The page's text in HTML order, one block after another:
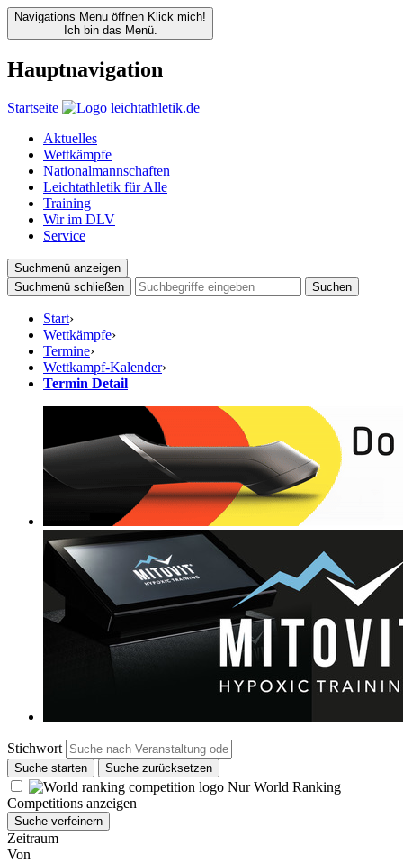
Navigations Menu öffnen Klick mich!
Ich bin das Menü.
Hauptnavigation
Startseite
Aktuelles
Wettkämpfe
Nationalmannschaften
Leichtathletik für Alle
Training
Wir im DLV
Service
Suchmenü anzeigen
Suchmenü schließen
Suchen
Start›
Wettkämpfe›
Termine›
Wettkampf-Kalender›
Termin Detail
Stichwort
Suche starten Suche zurücksetzen
Nur World Ranking
Competitions anzeigen
Suche verfeinern
Zeitraum
Von